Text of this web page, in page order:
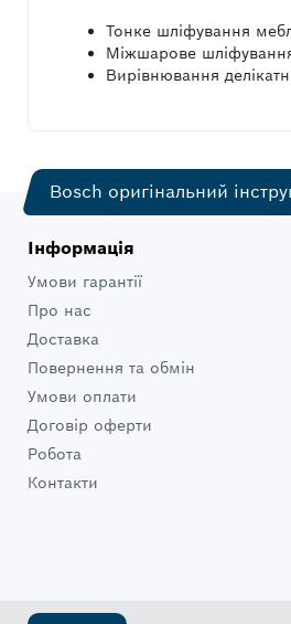
Тонке шліфування
Міжшарове
Вирівнювання
Bosch оригінальний
Інформація
Умови гарантії
Про нас
Доставка
Повернення та обмін
Умови оплати
Договір оферти
Робота
Контакти